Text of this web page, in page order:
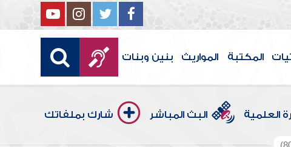
المكتبة المواريث بنين وبنات
العلمية البث المباشر شارك بملفاتك